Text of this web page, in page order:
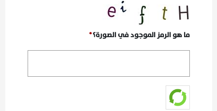
ما هو الرمز الموجود في الصورة؟